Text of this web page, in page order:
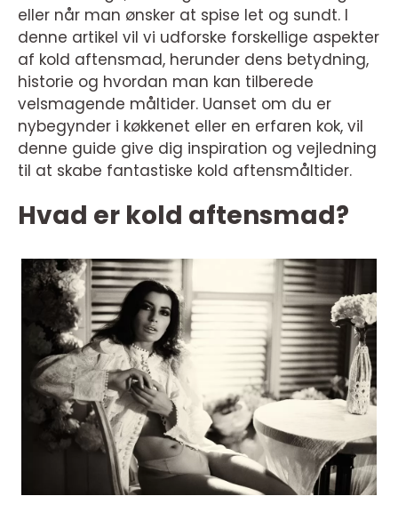
eller når man ønsker at spise let og sundt. I
denne artikel vil vi udforske forskellige aspekter
af kold aftensmad, herunder dens betydning,
historie og hvordan man kan tilberede
velsmagende måltider. Uanset om du er
nybegynder i køkkenet eller en erfaren kok, vil
denne guide give dig inspiration og vejledning
til at skabe fantastiske kold aftensmåltider.
Hvad er kold aftensmad?